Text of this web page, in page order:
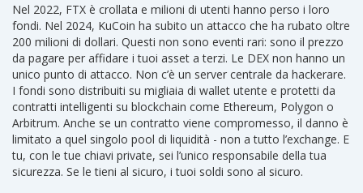
Nel 2022, FTX è crollata e milioni di utenti hanno perso i loro
fondi. Nel 2024, KuCoin ha subito un attacco che ha rubato oltre
200 milioni di dollari. Questi non sono eventi rari: sono il prezzo
da pagare per affidare i tuoi asset a terzi. Le DEX non hanno un
unico punto di attacco. Non c’è un server centrale da hackerare.
I fondi sono distribuiti su migliaia di wallet utente e protetti da
contratti intelligenti su blockchain come Ethereum, Polygon o
Arbitrum. Anche se un contratto viene compromesso, il danno è
limitato a quel singolo pool di liquidità - non a tutto l’exchange. E
tu, con le tue chiavi private, sei l’unico responsabile della tua
sicurezza. Se le tieni al sicuro, i tuoi soldi sono al sicuro.